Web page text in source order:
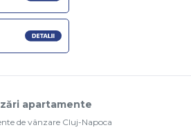
apartamente
de vânzare Cluj-Napoca